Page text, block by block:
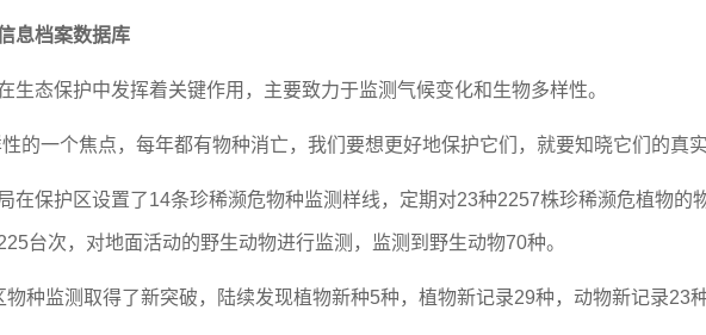
息档案数据库
态保护中发挥着关键作用，主要致力于监测气候变化和生物多样性。
一个焦点，每年都有物种消亡，我们要想更好地保护它们，就要知晓它们的真实
保护区设置了14条珍稀濒危物种监测样线，定期对23种2257株珍稀濒危植物的
台次，对地面活动的野生动物进行监测，监测到野生动物70种。
监测取得了新突破，陆续发现植物新种5种，植物新记录29种，动物新记录23种